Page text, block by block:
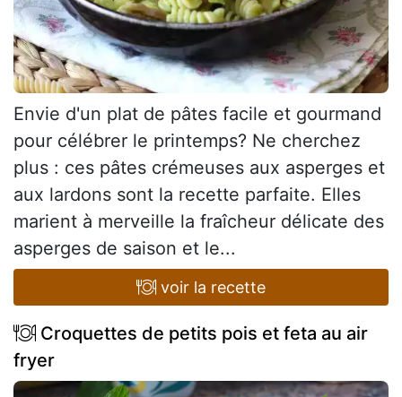
Envie d'un plat de pâtes facile et gourmand
pour célébrer le printemps? Ne cherchez
plus : ces pâtes crémeuses aux asperges et
aux lardons sont la recette parfaite. Elles
marient à merveille la fraîcheur délicate des
asperges de saison et le...
voir la recette
Croquettes de petits pois et feta au air
fryer